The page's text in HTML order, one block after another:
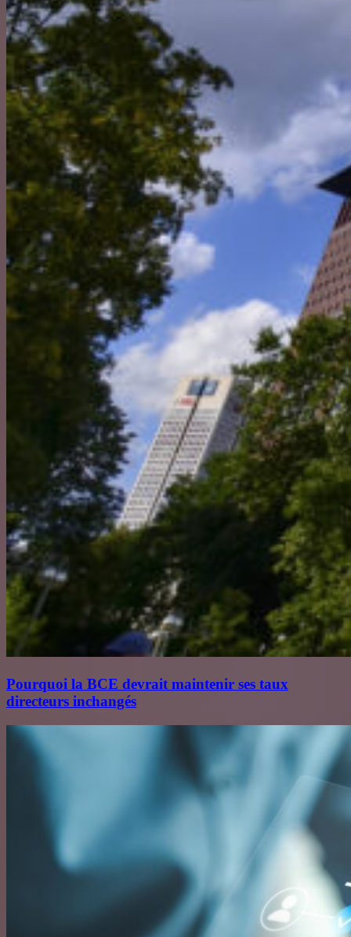
Pourquoi la BCE devrait maintenir ses taux
directeurs inchangés